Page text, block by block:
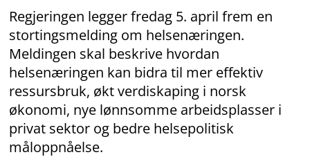
Regjeringen legger fredag 5. april frem en
stortingsmelding om helsenæringen.
Meldingen skal beskrive hvordan
helsenæringen kan bidra til mer effektiv
ressursbruk, økt verdiskaping i norsk
økonomi, nye lønnsomme arbeidsplasser i
privat sektor og bedre helsepolitisk
måloppnåelse.